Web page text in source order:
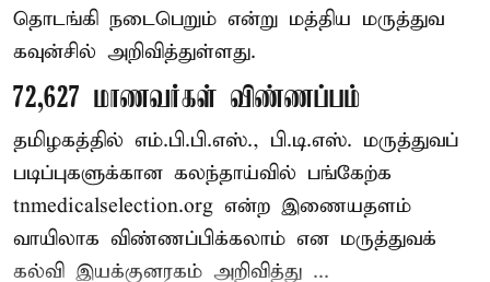
தொடங்கி நடைபெறும் என்று மத்திய மருத்துவ
கவுன்சில் அறிவித்துள்ளது.
72,627 மாணவர்கள் விண்ணப்பம்
தமிழகத்தில் எம்.பி.பி.எஸ்., பி.டி.எஸ். மருத்துவப்
படிப்புகளுக்கான கலந்தாய்வில் பங்கேற்க
tnmedicalselection.org என்ற இணையதளம்
வாயிலாக விண்ணப்பிக்கலாம் என மருத்துவக்
கல்வி இயக்குனரகம் அறிவித்து ...